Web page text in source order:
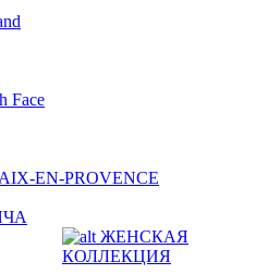
Face
EN-PROVENCE
ЖЕНСКАЯ
КОЛЛЕКЦИЯ